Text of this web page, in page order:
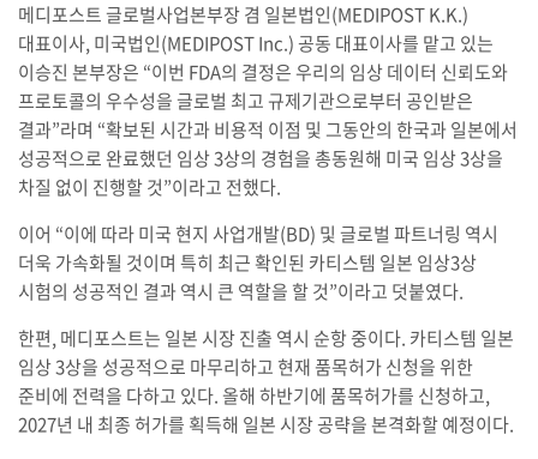
메디포스트 글로벌사업본부장 겸 일본법인(MEDIPOST K.K.)
대표이사, 미국법인(MEDIPOST Inc.) 공동 대표이사를 맡고 있는
이승진 본부장은 “이번 FDA의 결정은 우리의 임상 데이터 신뢰도와
프로토콜의 우수성을 글로벌 최고 규제기관으로부터 공인받은
결과”라며 “확보된 시간과 비용적 이점 및 그동안의 한국과 일본에서
성공적으로 완료했던 임상 3상의 경험을 총동원해 미국 임상 3상을
차질 없이 진행할 것”이라고 전했다.
이어 “이에 따라 미국 현지 사업개발(BD) 및 글로벌 파트너링 역시
더욱 가속화될 것이며 특히 최근 확인된 카티스템 일본 임상3상
시험의 성공적인 결과 역시 큰 역할을 할 것”이라고 덧붙였다.
한편, 메디포스트는 일본 시장 진출 역시 순항 중이다. 카티스템 일본
임상 3상을 성공적으로 마무리하고 현재 품목허가 신청을 위한
준비에 전력을 다하고 있다. 올해 하반기에 품목허가를 신청하고,
2027년 내 최종 허가를 획득해 일본 시장 공략을 본격화할 예정이다.